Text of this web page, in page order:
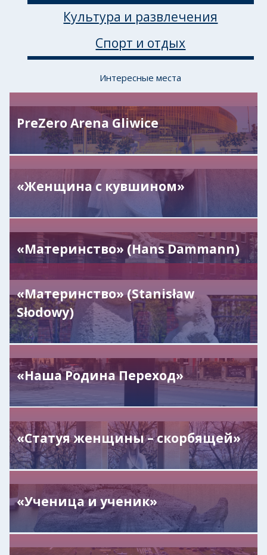
Культура и развлечения
Спорт и отдых
Интересные места
PreZero Arena Gliwice
«Женщина с кувшином»
«Материнство» (Hans Dammann)
«Материнство» (Stanisław
Słodowy)
«Наша Родина Переход»
«Статуя женщины – скорбящей»
«Ученица и ученик»